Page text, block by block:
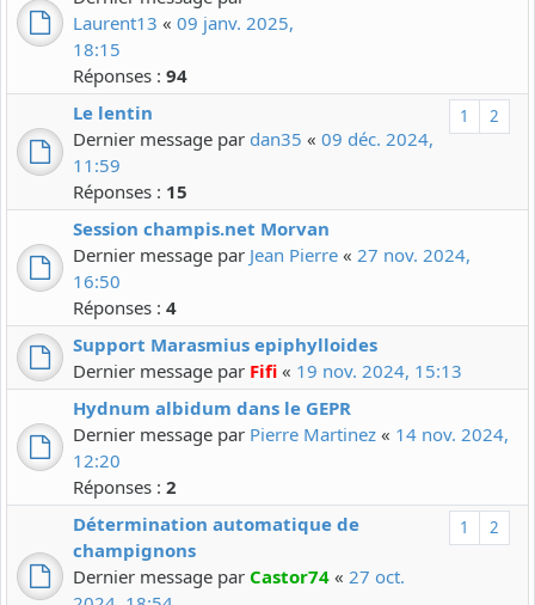
Laurent13 « 09 janv. 2025,
18:15
Réponses : 94
1 2
Le lentin
Dernier message par dan35 « 09 déc. 2024,
11:59
Réponses : 15
Session champis.net Morvan
Dernier message par Jean Pierre « 27 nov. 2024,
16:50
Réponses : 4
Support Marasmius epiphylloides
Dernier message par Fifi « 19 nov. 2024, 15:13
Hydnum albidum dans le GEPR
Dernier message par Pierre Martinez « 14 nov. 2024,
12:20
Réponses : 2
1 2
Détermination automatique de
champignons
Dernier message par Castor74 « 27 oct.